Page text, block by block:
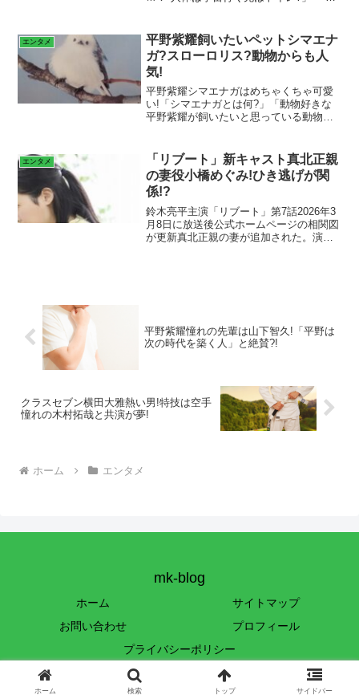
介。
エンタメ
平野紫耀飼いたいペットシマエナ
ガ?スローロリス?動物からも人
気!
平野紫耀シマエナガはめちゃくちゃ可愛
い!「シマエナガとは何?」「動物好きな
平野紫耀が飼いたいと思っている動物
「Number_iはサル・ゴリラ・チンパンジ
ー?」
エンタメ
「リブート」新キャスト真北正親
の妻役小橋めぐみ!ひき逃げが関
係!?
鈴木亮平主演「リブート」第7話2026年3
月8日に放送後公式ホームページの相関図
が更新真北正親の妻が追加された。演じ
平野紫耀憧れの先輩は山下智久!「平野は
次の時代を築く人」と絶賛?!
クラスセブン横田大雅熱い男!特技は空手
憧れの木村拓哉と共演が夢!
ホーム エンタメ
mk-blog
ホーム
サイトマップ
お問い合わせ
プロフィール
プライバシーポリシー
© 2023 mk-blog.
ホーム 検索 トップ サイドバー